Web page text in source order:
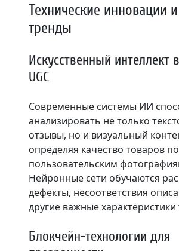
Технические инновации
тренды
Искусственный интеллект
UGC
Современные системы ИИ
анализировать не только
отзывы, но и визуальный
определяя качество товаров по
пользовательским
Нейронные сети обучаются
дефекты, несоответствия
другие важные характеристики
Блокчейн-технологии для